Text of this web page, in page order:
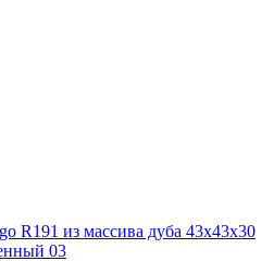
R191 из массива дуба 43х43х30
03